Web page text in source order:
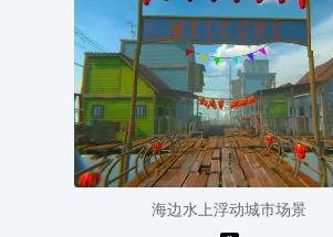
海边水上浮动城市场景